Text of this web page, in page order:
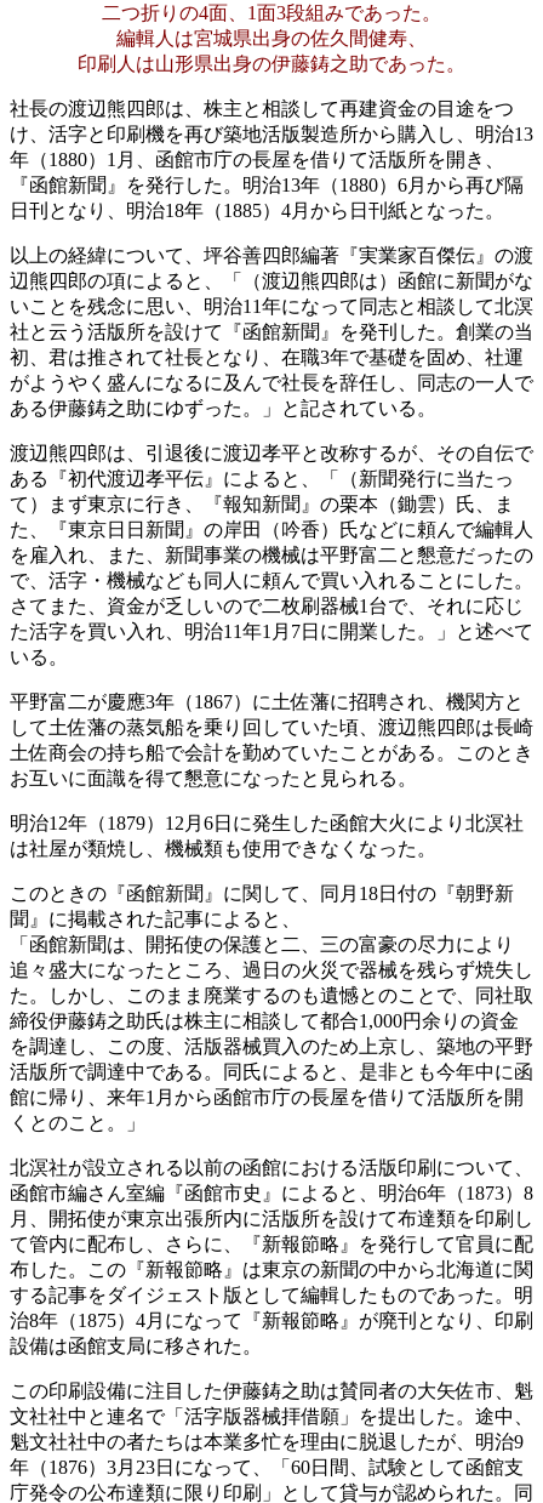
二つ折りの4面、1面3段組みであった。
編輯人は宮城県出身の佐久間健寿、
印刷人は山形県出身の伊藤鋳之助であった。
社長の渡辺熊四郎は、株主と相談して再建資金の目途をつ
け、活字と印刷機を再び築地活版製造所から購入し、明治13
年（1880）1月、函館市庁の長屋を借りて活版所を開き、
『函館新聞』を発行した。明治13年（1880）6月から再び隔
日刊となり、明治18年（1885）4月から日刊紙となった。
以上の経緯について、坪谷善四郎編著『実業家百傑伝』の渡
辺熊四郎の項によると、「（渡辺熊四郎は）函館に新聞がな
いことを残念に思い、明治11年になって同志と相談して北溟
社と云う活版所を設けて『函館新聞』を発刊した。創業の当
初、君は推されて社長となり、在職3年で基礎を固め、社運
がようやく盛んになるに及んで社長を辞任し、同志の一人で
ある伊藤鋳之助にゆずった。」と記されている。
渡辺熊四郎は、引退後に渡辺孝平と改称するが、その自伝で
ある『初代渡辺孝平伝』によると、「（新聞発行に当たっ
て）まず東京に行き、『報知新聞』の栗本（鋤雲）氏、ま
た、『東京日日新聞』の岸田（吟香）氏などに頼んで編輯人
を雇入れ、また、新聞事業の機械は平野富二と懇意だったの
で、活字・機械なども同人に頼んで買い入れることにした。
さてまた、資金が乏しいので二枚刷器械1台で、それに応じ
た活字を買い入れ、明治11年1月7日に開業した。」と述べて
いる。
平野富二が慶應3年（1867）に土佐藩に招聘され、機関方と
して土佐藩の蒸気船を乗り回していた頃、渡辺熊四郎は長崎
土佐商会の持ち船で会計を勤めていたことがある。このとき
お互いに面識を得て懇意になったと見られる。
明治12年（1879）12月6日に発生した函館大火により北溟社
は社屋が類焼し、機械類も使用できなくなった。
このときの『函館新聞』に関して、同月18日付の『朝野新
聞』に掲載された記事によると、
「函館新聞は、開拓使の保護と二、三の富豪の尽力により
追々盛大になったところ、過日の火災で器械を残らず焼失し
た。しかし、このまま廃業するのも遺憾とのことで、同社取
締役伊藤鋳之助氏は株主に相談して都合1,000円余りの資金
を調達し、この度、活版器械買入のため上京し、築地の平野
活版所で調達中である。同氏によると、是非とも今年中に函
館に帰り、来年1月から函館市庁の長屋を借りて活版所を開
くとのこと。」
北溟社が設立される以前の函館における活版印刷について、
函館市編さん室編『函館市史』によると、明治6年（1873）8
月、開拓使が東京出張所内に活版所を設けて布達類を印刷し
て管内に配布し、さらに、『新報節略』を発行して官員に配
布した。この『新報節略』は東京の新聞の中から北海道に関
する記事をダイジェスト版として編輯したものであった。明
治8年（1875）4月になって『新報節略』が廃刊となり、印刷
設備は函館支局に移された。
この印刷設備に注目した伊藤鋳之助は賛同者の大矢佐市、魁
文社社中と連名で「活字版器械拝借願」を提出した。途中、
魁文社社中の者たちは本業多忙を理由に脱退したが、明治9
年（1876）3月23日になって、「60日間、試験として函館支
庁発令の公布達類に限り印刷」として貸与が認められた。同